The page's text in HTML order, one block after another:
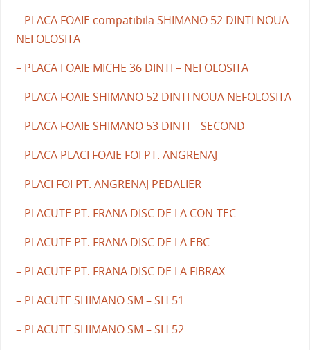
– PLACA FOAIE compatibila SHIMANO 52 DINTI NOUA
NEFOLOSITA
– PLACA FOAIE MICHE 36 DINTI – NEFOLOSITA
– PLACA FOAIE SHIMANO 52 DINTI NOUA NEFOLOSITA
– PLACA FOAIE SHIMANO 53 DINTI – SECOND
– PLACA PLACI FOAIE FOI PT. ANGRENAJ
– PLACI FOI PT. ANGRENAJ PEDALIER
– PLACUTE PT. FRANA DISC DE LA CON-TEC
– PLACUTE PT. FRANA DISC DE LA EBC
– PLACUTE PT. FRANA DISC DE LA FIBRAX
– PLACUTE SHIMANO SM – SH 51
– PLACUTE SHIMANO SM – SH 52